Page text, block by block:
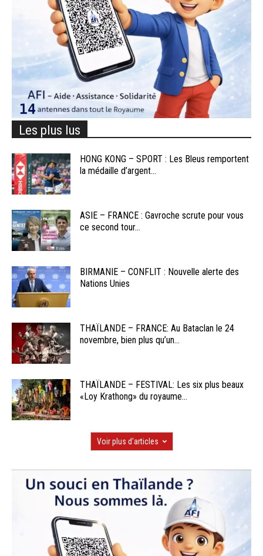
Les plus lus
HONG KONG – SPORT : Les Bleus remportent
la médaille d’argent...
ASIE – FRANCE : Gavroche scrute pour vous
ce second tour...
BIRMANIE – CONFLIT : Nouvelle alerte des
Nations Unies
THAÏLANDE – FRANCE: Au Bataclan le 24
novembre, bien plus qu’un...
THAÏLANDE – FESTIVAL: Les six plus beaux
«Loy Krathong» du royaume...
Voir plus d'articles